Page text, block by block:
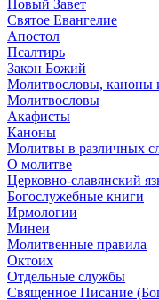
Новый Завет
Святое Евангелие
Апостол
Псалтирь
Закон Божий
Молитвословы, каноны
Молитвословы
Акафисты
Каноны
Молитвы в различных
О молитве
Церковно-славянский
Богослужебные книги
Ирмологии
Минеи
Молитвенные правила
Октоих
Отдельные службы
Священное Писание